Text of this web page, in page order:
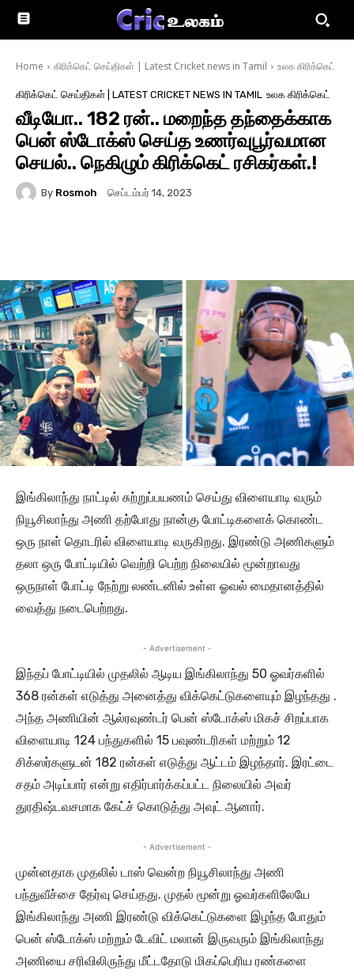
Home கிரிக்கெட் செய்திகள் | Latest Cricket news in Tamil உலக கிரிக்கெட்
கிரிக்கெட் செய்திகள் | LATEST CRICKET NEWS IN TAMIL உலக கிரிக்கெட்
வீடியோ.. 182 ரன்.. மறைந்த தந்தைக்காக
பென் ஸ்டோக்ஸ் செய்த உணர்வுபூர்வமான
செயல்.. நெகிழும் கிரிக்கெட் ரசிகர்கள்.!
By Rosmoh செப்டம்பர் 14, 2023
இங்கிலாந்து நாட்டில் சுற்றுப்பயணம் செய்து விளையாடி வரும்
நியூசிலாந்து அணி தற்போது நான்கு போட்டிகளைக் கொண்ட
ஒரு நாள் தொடரில் விளையாடி வருகிறது. இரண்டு அணிகளும்
தலா ஒரு போட்டியில் வெற்றி பெற்ற நிலையில் மூன்றாவது
ஒருநாள் போட்டி நேற்று லண்டனில் உள்ள ஓவல் மைதானத்தில்
வைத்து நடைபெற்றது.
- Advertisement -
இந்தப் போட்டியில் முதலில் ஆடிய இங்கிலாந்து 50 ஓவர்களில்
368 ரன்கள் எடுத்து அனைத்து விக்கெட்டுகளையும் இழந்தது .
அந்த அணியின் ஆல்ரவுண்டர் பென் ஸ்டோக்ஸ் மிகச் சிறப்பாக
விளையாடி 124 பந்துகளில் 15 பவுண்டரிகள் மற்றும் 12
சிக்ஸர்களுடன் 182 ரன்கள் எடுத்து ஆட்டம் இழந்தார். இரட்டை
சதம் அடிப்பார் என்று எதிர்பார்க்கப்பட்ட நிலையில் அவர்
துரதிஷ்டவசமாக கேட்ச் கொடுத்து அவுட் ஆனார்.
- Advertisement -
முன்னதாக முதலில் டாஸ் வென்ற நியூசிலாந்து அணி
பந்துவீச்சை தேர்வு செய்தது. முதல் மூன்று ஓவர்களிலேயே
இங்கிலாந்து அணி இரண்டு விக்கெட்டுகளை இழந்த போதும்
பென் ஸ்டோக்ஸ் மற்றும் டேவிட் மலான் இருவரும் இங்கிலாந்து
அணியை சரிவிலிருந்து மீட்டதோடு மிகப்பெரிய ரண்களை